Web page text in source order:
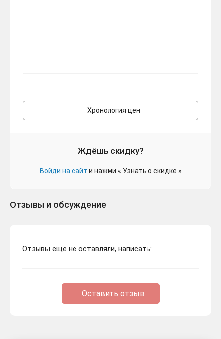
Хронология цен
Ждёшь скидку?
Войди на сайт и нажми « Узнать о скидке »
Отзывы и обсуждение
Отзывы еще не оставляли, написать:
Оставить отзыв